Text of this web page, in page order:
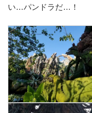
い…パンドラだ…！